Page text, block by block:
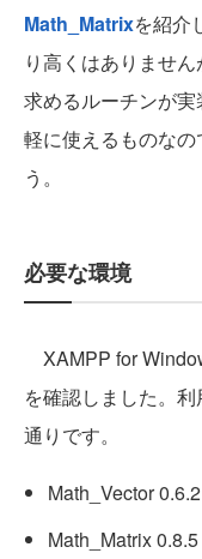
Math_Matrixを紹介
り高くはありませ
求めるルーチンが
軽に使えるものな
う。
必要な環境
XAMPP for
を確認しました。
通りです。
Math_Vector 0.6.2
Math_Matrix 0.8.5